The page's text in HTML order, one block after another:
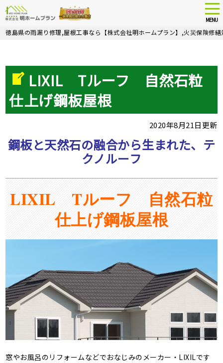
Skip
MENU
徳島県の雨漏り修理,屋根工事なら【株式会社明ホームプラン】,火災保険修繕
LIXIL Tルーフ 自然石粒
仕上げ鋼板屋根
2020年8月21日更新
鋼板と天然石の融合から生まれた、テ
クノルーフ
LIXIL Tルーフ 自然石粒
仕上げ鋼板屋根
窓やお風呂のリフォームなどでおなじみのメーカー・LIXILです